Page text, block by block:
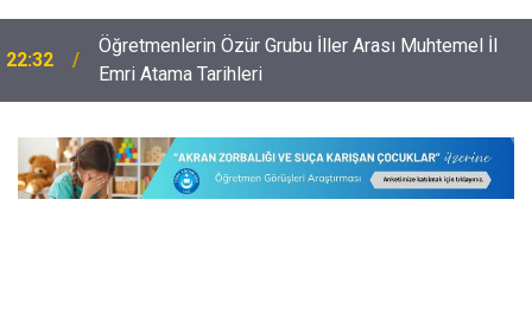
22:32
Öğretmenlerin Özür Grubu İller Arası Muhtemel İl
Emri Atama Tarihleri